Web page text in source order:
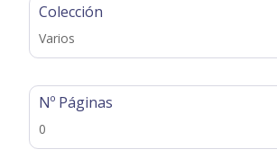
Colección
Varios
Nº Páginas
0